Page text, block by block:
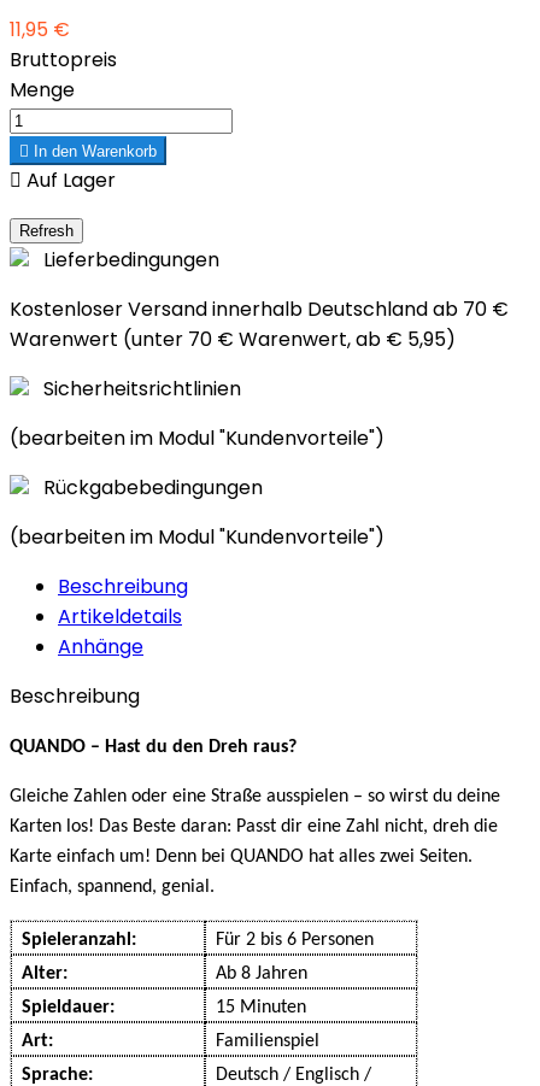
11,95 €
Bruttopreis
Menge
 In den Warenkorb
 Auf Lager
Lieferbedingungen
Kostenloser Versand innerhalb Deutschland ab 70 €
Warenwert (unter 70 € Warenwert, ab € 5,95)
Sicherheitsrichtlinien
(bearbeiten im Modul "Kundenvorteile")
Rückgabebedingungen
(bearbeiten im Modul "Kundenvorteile")
Beschreibung
Artikeldetails
Anhänge
Beschreibung
QUANDO – Hast du den Dreh raus?
Gleiche Zahlen oder eine Straße ausspielen – so wirst du deine
Karten los! Das Beste daran: Passt dir eine Zahl nicht, dreh die
Karte einfach um! Denn bei QUANDO hat alles zwei Seiten.
Einfach, spannend, genial.
Spieleranzahl:
Für 2 bis 6 Personen
Alter:
Ab 8 Jahren
Spieldauer:
15 Minuten
Art:
Familienspiel
Sprache:
Deutsch / Englisch /